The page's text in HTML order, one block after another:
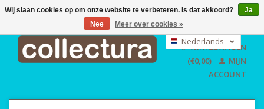
EUR
GBP
USD
Nederlands
English
WINKELWAGEN
(€0,00)
MIJN
ACCOUNT
Wij slaan cookies op om onze website te verbeteren. Is dat akkoord?
Ja
Nee
Meer over cookies »